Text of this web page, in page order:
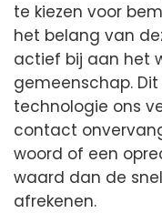
te kiezen voor
het belang van
actief bij aan het
gemeenschap.
technologie ons
contact
woord of een
waard dan de
afrekenen.